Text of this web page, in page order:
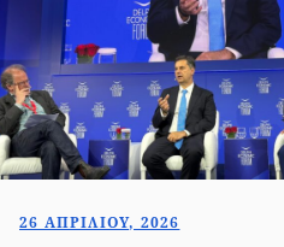
26 ΑΠΡΙΛΊΟΥ, 2026